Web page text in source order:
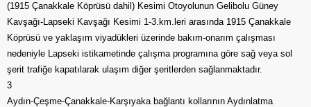
(1915 Çanakkale Köprüsü dahil) Kesimi Otoyolunun Gelibolu Güney
Kavşağı-Lapseki Kavşağı Kesimi 1-3.km.leri arasında 1915 Çanakkale
Köprüsü ve yaklaşım viyadükleri üzerinde bakım-onarım çalışması
nedeniyle Lapseki istikametinde çalışma programına göre sağ veya sol
şerit trafiğe kapatılarak ulaşım diğer şeritlerden sağlanmaktadır.
3
Aydın-Çeşme-Çanakkale-Karşıyaka bağlantı kollarının Aydınlatma